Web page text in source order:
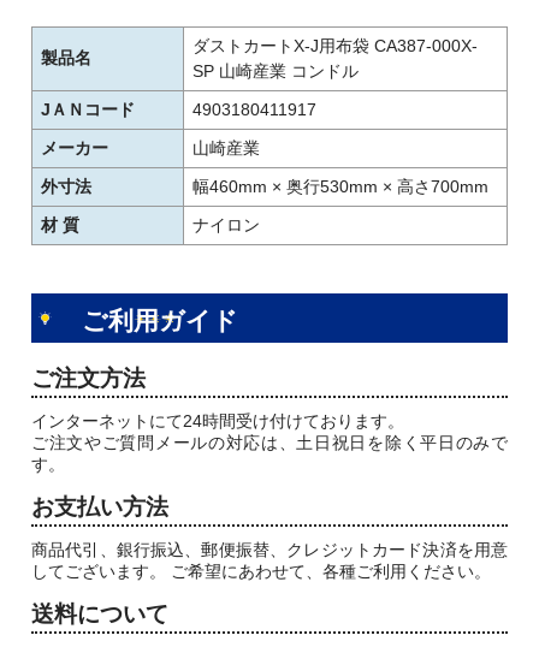
製品名
ダストカートX-J用布袋 CA387-000X-
SP 山崎産業 コンドル
JＡＮコード
4903180411917
メーカー
山崎産業
外寸法
幅460mm × 奥行530mm × 高さ700mm
材 質
ナイロン
ご利用ガイド
ご注文方法
インターネットにて24時間受け付けております。
ご注文やご質問メールの対応は、土日祝日を除く平日のみで
す。
お支払い方法
商品代引、銀行振込、郵便振替、クレジットカード決済を用意
してございます。 ご希望にあわせて、各種ご利用ください。
送料について